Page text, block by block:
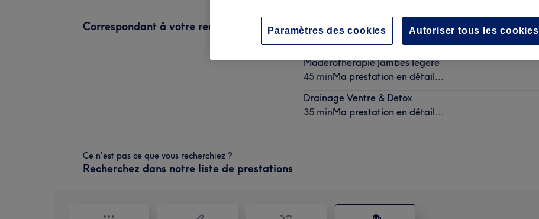
Correspondant à votre recherche
Drainage visage éclat
Madérothérapie Jambes légère
45 minMa prestation en détail...
Drainage Ventre & Detox
35 minMa prestation en détail...
Ce n'est pas ce que vous recherchiez ?
Recherchez dans notre liste de prestations
Autoriser tous les cookies
Paramètres des cookies